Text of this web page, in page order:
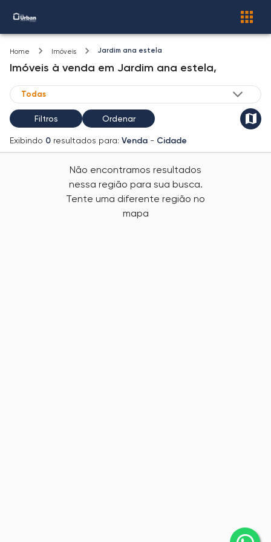
Home Imóveis Jardim ana estela
Imóveis à venda em Jardim ana estela,
Filtros Ordenar
Exibindo 0 resultados para: Venda - Cidade
Não encontramos resultados
nessa região para sua busca.
Tente uma diferente região no
mapa